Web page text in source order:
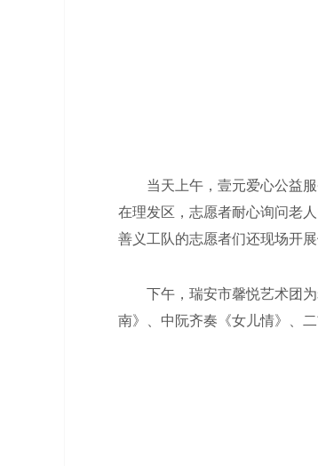
当天上午，壹元爱心公益服
在理发区，志愿者耐心询问老
善义工队的志愿者们还现场开
下午，瑞安市馨悦艺术团为
南》、中阮齐奏《女儿情》、